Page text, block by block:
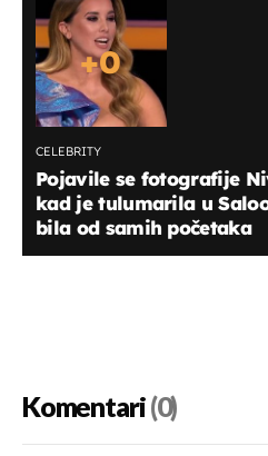
+0
CELEBRITY
Pojavile se fotografije
kad je tulumarila u
bila od samih početaka
Komentari(0)